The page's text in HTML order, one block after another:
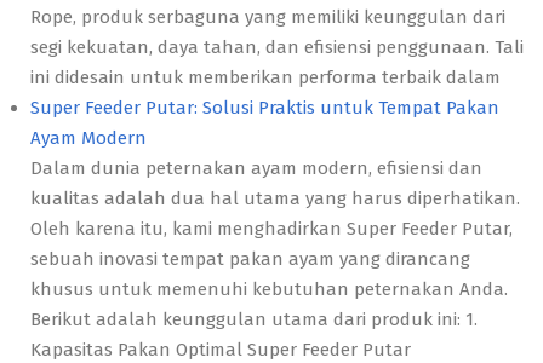
Rope, produk serbaguna yang memiliki keunggulan dari
segi kekuatan, daya tahan, dan efisiensi penggunaan. Tali
ini didesain untuk memberikan performa terbaik dalam
Super Feeder Putar: Solusi Praktis untuk Tempat Pakan
Ayam Modern
Dalam dunia peternakan ayam modern, efisiensi dan
kualitas adalah dua hal utama yang harus diperhatikan.
Oleh karena itu, kami menghadirkan Super Feeder Putar,
sebuah inovasi tempat pakan ayam yang dirancang
khusus untuk memenuhi kebutuhan peternakan Anda.
Berikut adalah keunggulan utama dari produk ini: 1.
Kapasitas Pakan Optimal Super Feeder Putar